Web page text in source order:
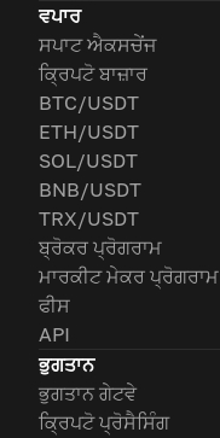
ਵਪਾਰ
ਸਪਾਟ ਐਕਸਚੇਂਜ
ਕ੍ਰਿਪਟੋ ਬਾਜ਼ਾਰ
BTC/USDT
ETH/USDT
SOL/USDT
BNB/USDT
TRX/USDT
ਬ੍ਰੋਕਰ ਪ੍ਰੋਗਰਾਮ
ਮਾਰਕੀਟ ਮੇਕਰ ਪ੍ਰੋਗਰਾਮ
ਫੀਸ
API
ਭੁਗਤਾਨ
ਭੁਗਤਾਨ ਗੇਟਵੇ
ਕ੍ਰਿਪਟੋ ਪ੍ਰੋਸੈਸਿੰਗ